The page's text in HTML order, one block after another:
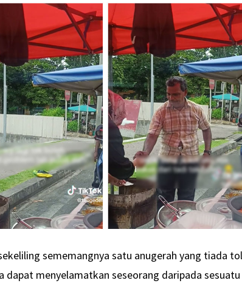
sememangnya satu anugerah yang tiada
dapat menyelamatkan seseorang daripada